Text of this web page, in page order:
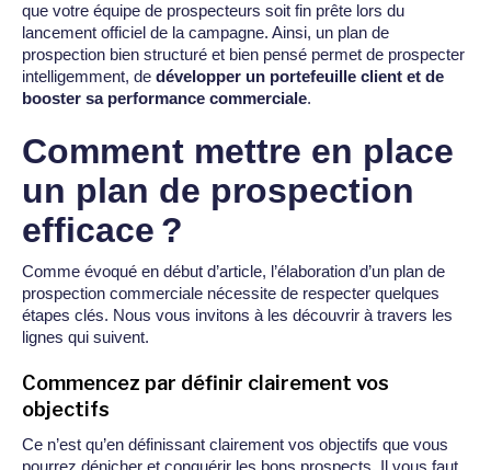
que votre équipe de prospecteurs soit fin prête lors du
lancement officiel de la campagne. Ainsi, un plan de
prospection bien structuré et bien pensé permet de prospecter
intelligemment, de développer un portefeuille client et de
booster sa performance commerciale.
Comment mettre en place
un plan de prospection
efficace ?
Comme évoqué en début d’article, l’élaboration d’un plan de
prospection commerciale nécessite de respecter quelques
étapes clés. Nous vous invitons à les découvrir à travers les
lignes qui suivent.
Commencez par définir clairement vos
objectifs
Ce n’est qu’en définissant clairement vos objectifs que vous
pourrez dénicher et conquérir les bons prospects. Il vous faut